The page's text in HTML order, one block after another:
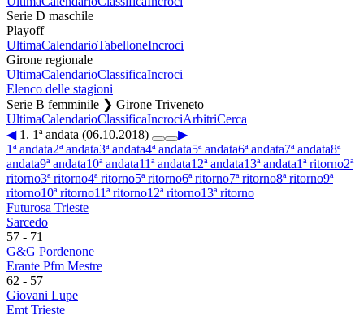
Serie D maschile
Playoff
UltimaCalendarioTabelloneIncroci
Girone regionale
UltimaCalendarioClassificaIncroci
Elenco delle stagioni
Serie B femminile ❯ Girone Triveneto
UltimaCalendarioClassificaIncrociArbitriCerca
◀1. 1ª andata (06.10.2018)
▶
1ª andata2ª andata3ª andata4ª andata5ª andata6ª andata7ª andata8ª
andata9ª andata10ª andata11ª andata12ª andata13ª andata1ª ritorno2ª
ritorno3ª ritorno4ª ritorno5ª ritorno6ª ritorno7ª ritorno8ª ritorno9ª
ritorno10ª ritorno11ª ritorno12ª ritorno13ª ritorno
Futurosa Trieste
Sarcedo
57 - 71
G&G Pordenone
Erante Pfm Mestre
62 - 57
Giovani Lupe
Emt Trieste